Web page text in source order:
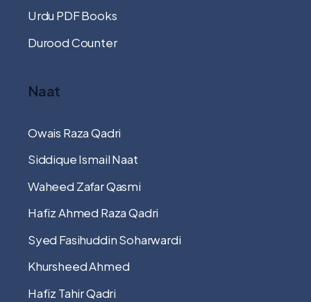
Urdu PDF Books
Durood Counter
Naat
Owais Raza Qadri
Siddique Ismail Naat
Waheed Zafar Qasmi
Hafiz Ahmed Raza Qadri
Syed Fasihuddin Soharwardi
Khursheed Ahmed
Hafiz Tahir Qadri